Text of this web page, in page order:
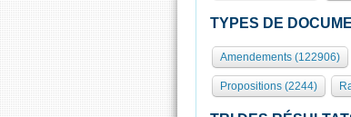
TYPES DE
Amendements (122906)
Propositions (2244)